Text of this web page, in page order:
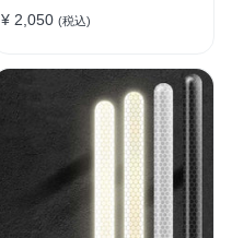
¥ 2,050 (税込)